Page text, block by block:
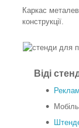
Каркас
конструкції.
Віді